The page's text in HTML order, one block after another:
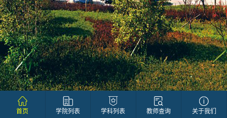
首页 学院列表 学科列表 教师查询 关于我们